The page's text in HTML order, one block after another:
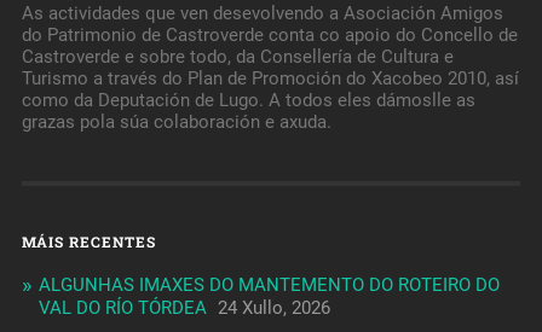
As actividades que ven desevolvendo a Asociación Amigos
do Patrimonio de Castroverde conta co apoio do Concello de
Castroverde e sobre todo, da Consellería de Cultura e
Turismo a través do Plan de Promoción do Xacobeo 2010, así
como da Deputación de Lugo. A todos eles dámoslle as
grazas pola súa colaboración e axuda.
MÁIS RECENTES
ALGUNHAS IMAXES DO MANTEMENTO DO ROTEIRO DO
VAL DO RÍO TÓRDEA 24 Xullo, 2026